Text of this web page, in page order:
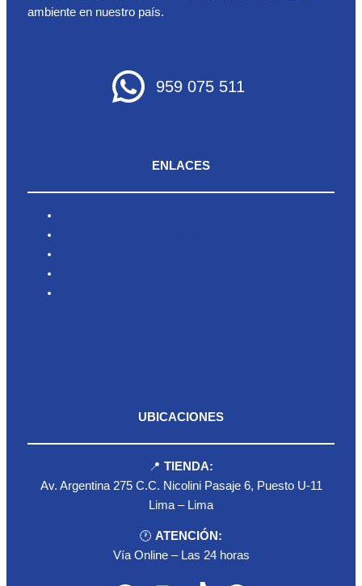
ambiente en nuestro país.
959 075 511
ENLACES
UBICACIONES
📍 TIENDA:
Av. Argentina 275 C.C. Nicolini Pasaje 6, Puesto U-11
Lima – Lima
🕐 ATENCIÓN:
Vía Online – Las 24 horas